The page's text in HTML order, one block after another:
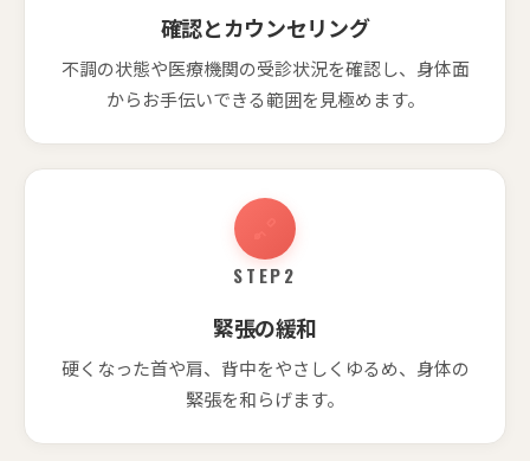
確認とカウンセリング
不調の状態や医療機関の受診状況を確認し、身体面
からお手伝いできる範囲を見極めます。
STEP2
緊張の緩和
硬くなった首や肩、背中をやさしくゆるめ、身体の
緊張を和らげます。